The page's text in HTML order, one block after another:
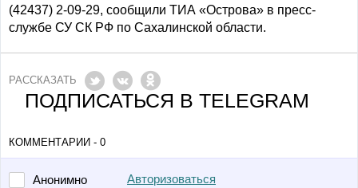
(42437) 2-09-29, сообщили ТИА «Острова» в пресс-
службе СУ СК РФ по Сахалинской области.
РАССКАЗАТЬ
ПОДПИСАТЬСЯ В TELEGRAM
КОММЕНТАРИИ - 0
Анонимно Авторизоваться